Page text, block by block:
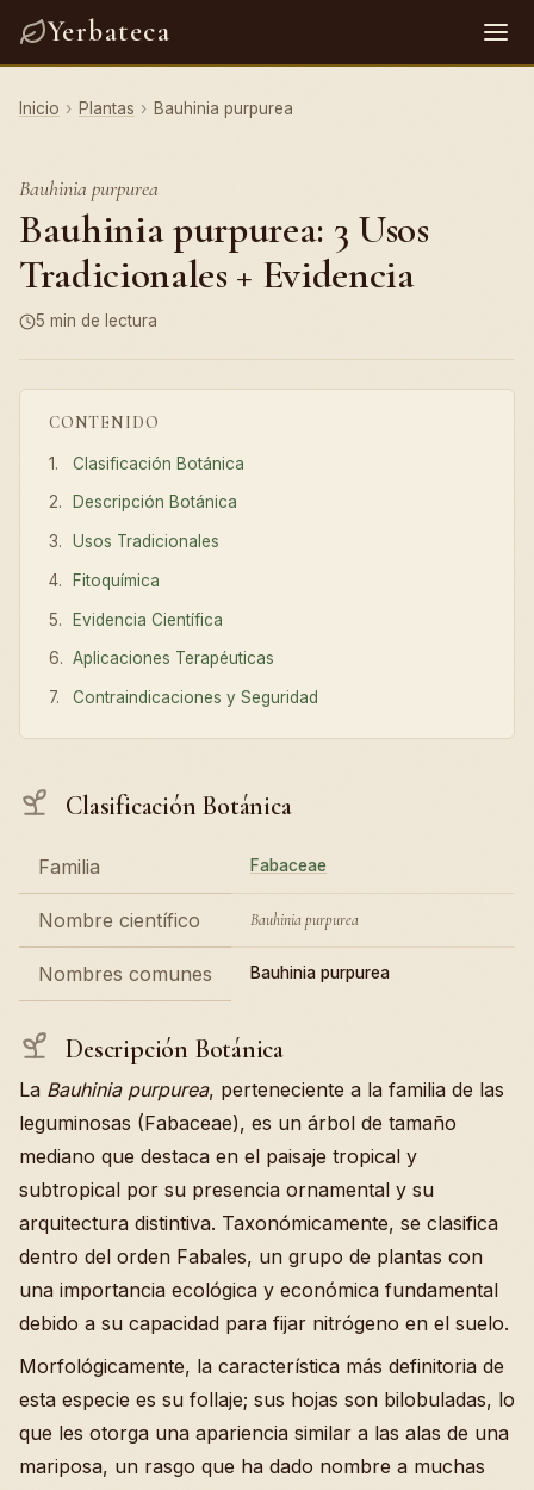
Yerbateca
Inicio › Plantas › Bauhinia purpurea
Bauhinia purpurea
Bauhinia purpurea: 3 Usos
Tradicionales + Evidencia
5 min de lectura
CONTENIDO
Clasificación Botánica
Descripción Botánica
Usos Tradicionales
Fitoquímica
Evidencia Científica
Aplicaciones Terapéuticas
Contraindicaciones y Seguridad
Clasificación Botánica
Familia Fabaceae
Nombre científico Bauhinia purpurea
Nombres comunes Bauhinia purpurea
Descripción Botánica
La Bauhinia purpurea, perteneciente a la familia de las
leguminosas (Fabaceae), es un árbol de tamaño
mediano que destaca en el paisaje tropical y
subtropical por su presencia ornamental y su
arquitectura distintiva. Taxonómicamente, se clasifica
dentro del orden Fabales, un grupo de plantas con
una importancia ecológica y económica fundamental
debido a su capacidad para fijar nitrógeno en el suelo.
Morfológicamente, la característica más definitoria de
esta especie es su follaje; sus hojas son bilobuladas, lo
que les otorga una apariencia similar a las alas de una
mariposa, un rasgo que ha dado nombre a muchas